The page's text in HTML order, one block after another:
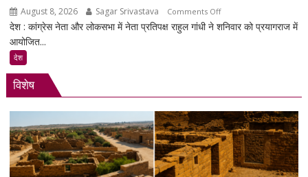
August 8, 2026 Sagar Srivastava Comments Offon
राहुल
का
नशा’,
रोजगार
को
देश : कांग्रेस नेता और लोकसभा में नेता प्रतिपक्ष राहुल गांधी ने शनिवार को प्रयागराज में
आयोजित...
देश
विशेष